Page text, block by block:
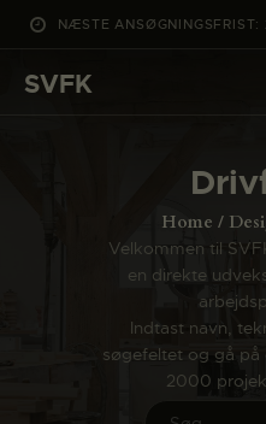
NÆSTE
SVFK
Home
Velkommen til
en direkte
Indtast navn,
søgefeltet og gå på
2000
DET SKER
CHANNEL
ANSØG
OM SVFK
ENGLISH